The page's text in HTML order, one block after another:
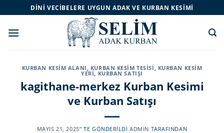
to
content
DINI VECIBELERE UYGUN ADAK VE KURBAN KESIMI
KURBAN KESIM ALANI, KURBAN KESIM TESISI, KURBAN KESIM
YERI, KURBAN SATIŞI
kagithane-merkez Kurban Kesimi
ve Kurban Satışı
MAYIS 21, 2025’' TE GÖNDERILDI ADMIN TARAFINDAN